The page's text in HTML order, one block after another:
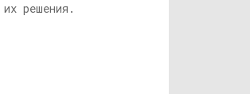
решения.